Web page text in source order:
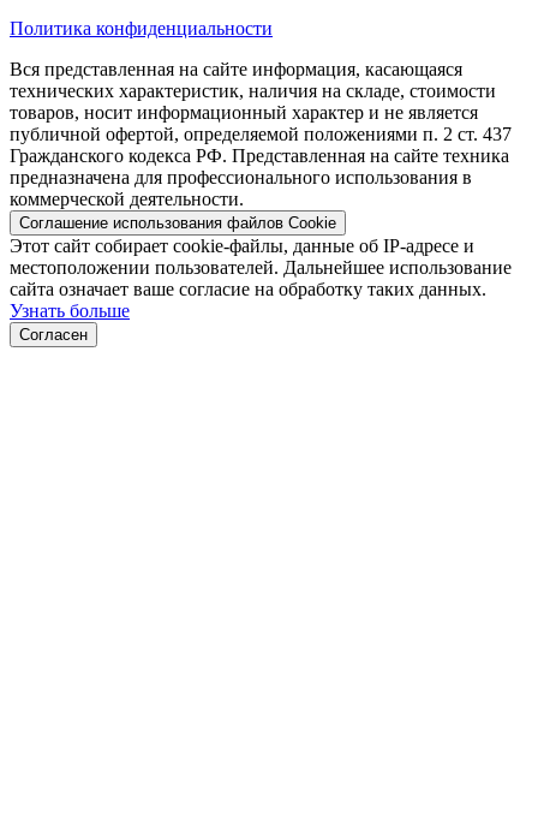
Политика конфиденциальности
Вся представленная на сайте информация, касающаяся
технических характеристик, наличия на складе, стоимости
товаров, носит информационный характер и не является
публичной офертой, определяемой положениями п. 2 ст. 437
Гражданского кодекса РФ. Представленная на сайте техника
предназначена для профессионального использования в
коммерческой деятельности.
Соглашение использования файлов Cookie
Этот сайт собирает cookie-файлы, данные об IP-адресе и
местоположении пользователей. Дальнейшее использование
сайта означает ваше согласие на обработку таких данных.
Узнать больше
Согласен